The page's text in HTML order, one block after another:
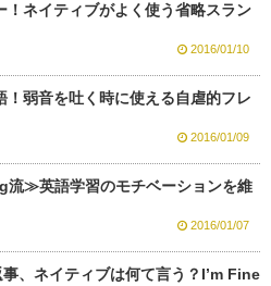
！ネイティブがよく使う省略スラン
2016/01/10
！弱音を吐く時に使える自虐的フレ
2016/01/09
≫英語学習のモチベーションを維
2016/01/07
、ネイティブは何て言う？I’m Fine